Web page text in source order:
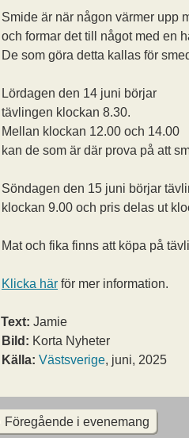
Smide är när någon värmer upp
och formar det till något med en
De som göra detta kallas för
Lördagen den 14 juni börjar
tävlingen klockan 8.30.
Mellan klockan 12.00 och 14.00
kan de som är där prova på att
Söndagen den 15 juni börjar
klockan 9.00 och pris delas ut
Mat och fika finns att köpa på
Klicka här för mer information.
Text: Jamie
Bild: Korta Nyheter
Källa: Västsverige, juni, 2025
Föregående i evenemang